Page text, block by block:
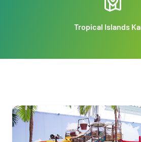
Tropical Islands